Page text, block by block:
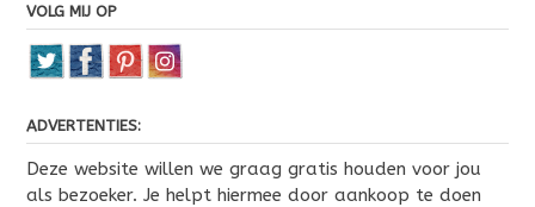
VOLG MIJ OP
ADVERTENTIES:
Deze website willen we graag gratis houden voor jou
als bezoeker. Je helpt hiermee door aankoop te doen